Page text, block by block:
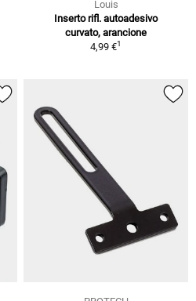
Louis
Inserto rifl. autoadesivo
curvato, arancione
4,99 €1